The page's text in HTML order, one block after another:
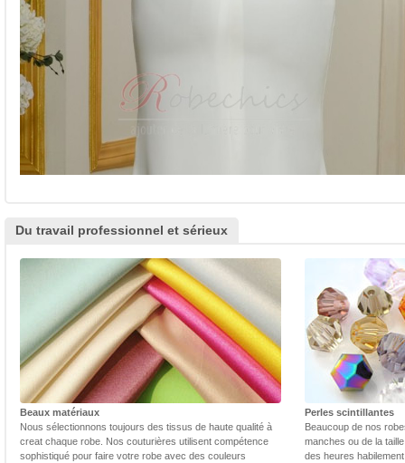
Du travail professionnel et sérieux
Beaux matériaux
Nous sélectionnons toujours des tissus de haute qualité à
creat chaque robe. Nos couturières utilisent compétence
sophistiqué pour faire votre robe avec des couleurs
Perles scintillantes
Beaucoup de nos
manches ou de la
des heures